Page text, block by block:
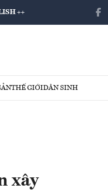
++
THẾ GIỚIDÂN SINH
xây